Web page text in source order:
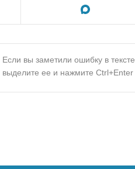
Если вы заметили ошибку в тексте,
выделите ее и нажмите Ctrl+Enter